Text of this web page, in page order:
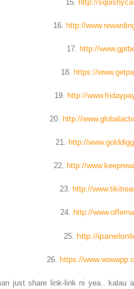
15. http://
16. http://
17. http://
18. https://
19. http://
20. http://
21. http://
22. http://
23. http://
24. http://
25. http://
26. https://
just share link-link ni yea.. kalau